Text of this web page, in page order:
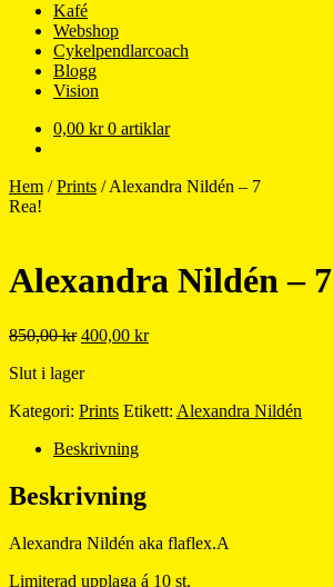
Kafé
Webshop
Cykelpendlarcoach
Blogg
Vision
0,00 kr 0 artiklar
Hem /Prints /Alexandra Nildén – 7
Rea!
Alexandra Nildén – 7
850,00kr Det
priset
850,00 kr.
400,00 krDet
400,00 kr.
Slut i lager
Kategori: Prints Etikett: Alexandra Nildén
Beskrivning
Beskrivning
Alexandra Nildén aka flaflex.A
Limiterad upplaga á 10 st.